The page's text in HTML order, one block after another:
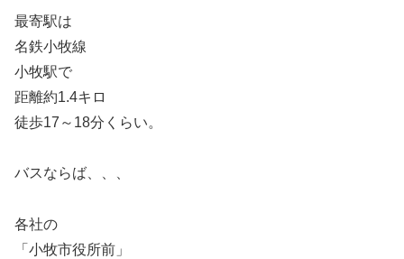
最寄駅は
名鉄小牧線
小牧駅で
距離約1.4キロ
徒歩17～18分くらい。
バスならば、、、
各社の
「小牧市役所前」